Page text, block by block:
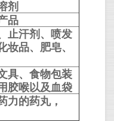
剂
品
止汗剂、喷发
妆品、肥皂、
具、食物包装
胶喉以及血袋
力的药丸，